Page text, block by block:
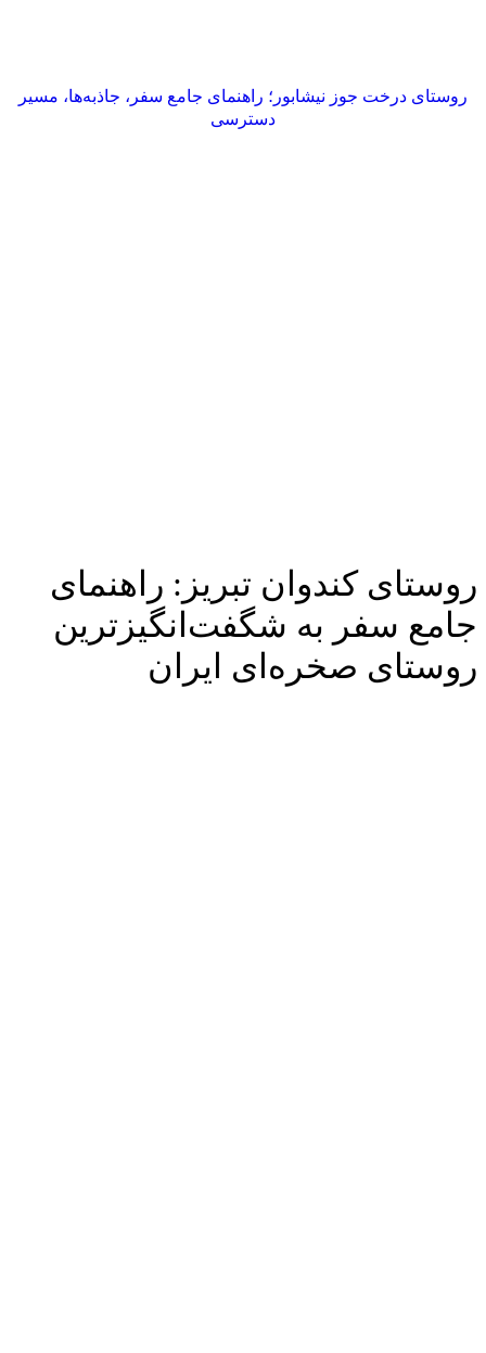
روستای درخت جوز نیشابور؛ راهنمای جامع سفر، جاذبه‌ها، مسیر
دسترسی
روستای کندوان تبریز: راهنمای
جامع سفر به شگفت‌انگیزترین
روستای صخره‌ای ایران